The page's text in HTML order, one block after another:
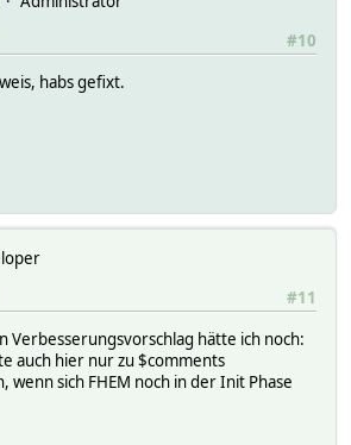
#10
habs gefixt.
#11
Verbesserungsvorschlag hätte ich noch:
auch hier nur zu $comments
wenn sich FHEM noch in der Init Phase